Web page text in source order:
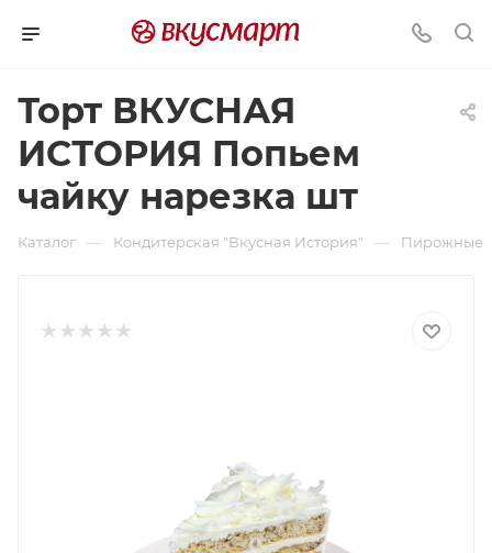
Торт ВКУСНАЯ
ИСТОРИЯ Попьем
чайку нарезка шт
Каталог — Кондитерская "Вкусная История" — Пирожные